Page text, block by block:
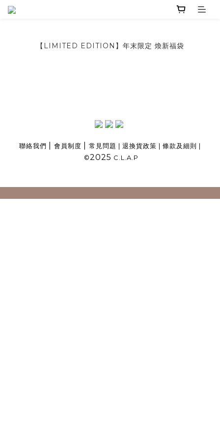
【LIMITED EDITION】年末限定 煥新福袋
聯絡我們 會員制度 常見問題 | 退換貨政策 | 條款及細則 |
©2025 C.L.A.P